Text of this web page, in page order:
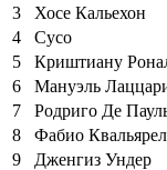
3
Хосе Кальехон
4
Сусо
5
Криштиану
6
Мануэль
7
Родриго Де
8
Фабио
9
Дженгиз Ундер